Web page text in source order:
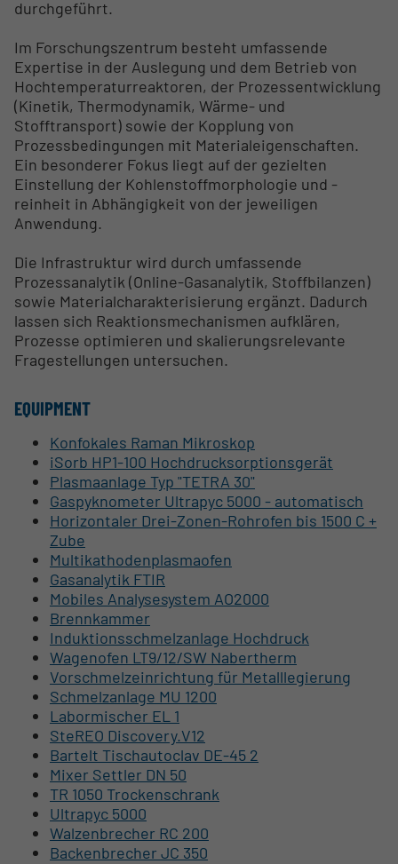
durchgeführt.
Im Forschungszentrum besteht umfassende
Expertise in der Auslegung und dem Betrieb von
Hochtemperaturreaktoren, der Prozessentwicklung
(Kinetik, Thermodynamik, Wärme- und
Stofftransport) sowie der Kopplung von
Prozessbedingungen mit Materialeigenschaften.
Ein besonderer Fokus liegt auf der gezielten
Einstellung der Kohlenstoffmorphologie und -
reinheit in Abhängigkeit von der jeweiligen
Anwendung.
Die Infrastruktur wird durch umfassende
Prozessanalytik (Online-Gasanalytik, Stoffbilanzen)
sowie Materialcharakterisierung ergänzt. Dadurch
lassen sich Reaktionsmechanismen aufklären,
Prozesse optimieren und skalierungsrelevante
Fragestellungen untersuchen.
EQUIPMENT
Konfokales Raman Mikroskop
iSorb HP1-100 Hochdrucksorptionsgerät
Plasmaanlage Typ "TETRA 30"
Gaspyknometer Ultrapyc 5000 - automatisch
Horizontaler Drei-Zonen-Rohrofen bis 1500 C +
Zube
Multikathodenplasmaofen
Gasanalytik FTIR
Mobiles Analysesystem AO2000
Brennkammer
Induktionsschmelzanlage Hochdruck
Wagenofen LT9/12/SW Nabertherm
Vorschmelzeinrichtung für Metalllegierung
Schmelzanlage MU 1200
Labormischer EL 1
SteREO Discovery.V12
Bartelt Tischautoclav DE-45 2
Mixer Settler DN 50
TR 1050 Trockenschrank
Ultrapyc 5000
Walzenbrecher RC 200
Backenbrecher JC 350